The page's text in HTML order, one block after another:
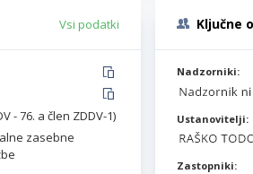
Vsi podatki
- 76. a člen ZDDV-1)
zasebne
Ključne
Nadzorniki:
Ustanovitelji:
Zastopniki: